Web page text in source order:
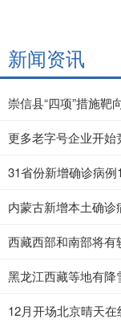
新闻资讯
崇信县“四项”措施靶
更多老字号企业开始
31省份新增确诊病
内蒙古新增本土确
西藏西部和南部将有
黑龙江西藏等地有
12月开场北京晴天